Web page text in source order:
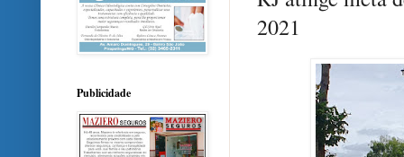
2021
Publicidade